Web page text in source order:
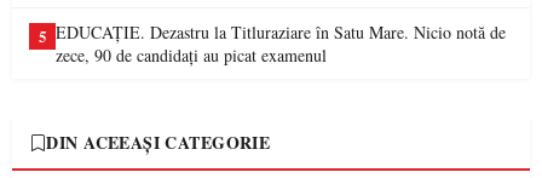
5 EDUCAȚIE. Dezastru la Titluraziare în Satu Mare. Nicio notă de
zece, 90 de candidați au picat examenul
DIN ACEEAȘI CATEGORIE